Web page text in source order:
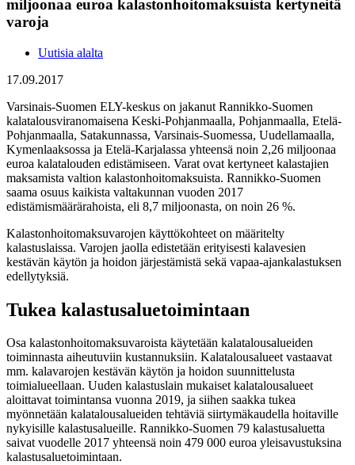
miljoonaa euroa kalastonhoitomaksuista kertyneitä
varoja
Uutisia alalta
17.09.2017
Varsinais-Suomen ELY-keskus on jakanut Rannikko-Suomen
kalatalousviranomaisena Keski-Pohjanmaalla, Pohjanmaalla, Etelä-
Pohjanmaalla, Satakunnassa, Varsinais-Suomessa, Uudellamaalla,
Kymenlaaksossa ja Etelä-Karjalassa yhteensä noin 2,26 miljoonaa
euroa kalatalouden edistämiseen. Varat ovat kertyneet kalastajien
maksamista valtion kalastonhoitomaksuista. Rannikko-Suomen
saama osuus kaikista valtakunnan vuoden 2017
edistämismäärärahoista, eli 8,7 miljoonasta, on noin 26 %.
Kalastonhoitomaksuvarojen käyttökohteet on määritelty
kalastuslaissa. Varojen jaolla edistetään erityisesti kalavesien
kestävän käytön ja hoidon järjestämistä sekä vapaa-ajankalastuksen
edellytyksiä.
Tukea kalastusaluetoimintaan
Osa kalastonhoitomaksuvaroista käytetään kalatalousalueiden
toiminnasta aiheutuviin kustannuksiin. Kalatalousalueet vastaavat
mm. kalavarojen kestävän käytön ja hoidon suunnittelusta
toimialueellaan. Uuden kalastuslain mukaiset kalatalousalueet
aloittavat toimintansa vuonna 2019, ja siihen saakka tukea
myönnetään kalatalousalueiden tehtäviä siirtymäkaudella hoitaville
nykyisille kalastusalueille. Rannikko-Suomen 79 kalastusaluetta
saivat vuodelle 2017 yhteensä noin 479 000 euroa yleisavustuksina
kalastusaluetoimintaan.